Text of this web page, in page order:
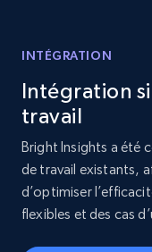
INTÉGRATION
Intégration
travail
Bright Insights a été
de travail existants,
d’optimiser
flexibles et des cas